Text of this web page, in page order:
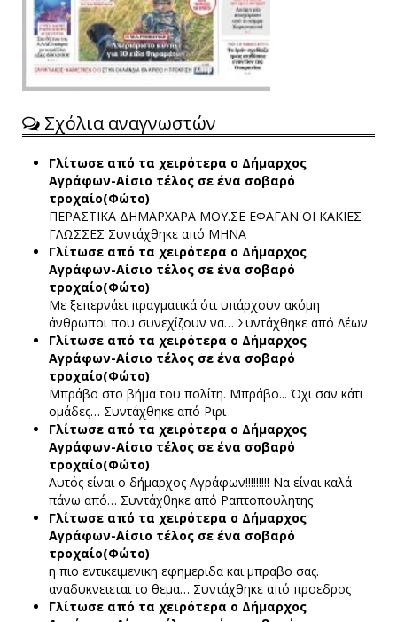
Σχόλια αναγνωστών
Γλίτωσε από τα χειρότερα ο Δήμαρχος
Αγράφων-Αίσιο τέλος σε ένα σοβαρό
τροχαίο(Φώτο)
ΠΕΡΑΣΤΙΚΑ ΔΗΜΑΡΧΑΡΑ ΜΟΥ.ΣΕ ΕΦΑΓΑΝ ΟΙ ΚΑΚΙΕΣ
ΓΛΩΣΣΕΣ Συντάχθηκε από ΜΗΝΑ
Γλίτωσε από τα χειρότερα ο Δήμαρχος
Αγράφων-Αίσιο τέλος σε ένα σοβαρό
τροχαίο(Φώτο)
Με ξεπερνάει πραγματικά ότι υπάρχουν ακόμη
άνθρωποι που συνεχίζουν να… Συντάχθηκε από Λέων
Γλίτωσε από τα χειρότερα ο Δήμαρχος
Αγράφων-Αίσιο τέλος σε ένα σοβαρό
τροχαίο(Φώτο)
Μπράβο στο βήμα του πολίτη. Μπράβο... Όχι σαν κάτι
ομάδες… Συντάχθηκε από Ριρι
Γλίτωσε από τα χειρότερα ο Δήμαρχος
Αγράφων-Αίσιο τέλος σε ένα σοβαρό
τροχαίο(Φώτο)
Αυτός είναι ο δήμαρχος Αγράφων!!!!!!!!! Να είναι καλά
πάνω από… Συντάχθηκε από Ραπτοπουλητης
Γλίτωσε από τα χειρότερα ο Δήμαρχος
Αγράφων-Αίσιο τέλος σε ένα σοβαρό
τροχαίο(Φώτο)
η πιο εντικειμενικη εφημεριδα και μπραβο σας.
αναδυκνειεται το θεμα… Συντάχθηκε από προεδρος
Γλίτωσε από τα χειρότερα ο Δήμαρχος